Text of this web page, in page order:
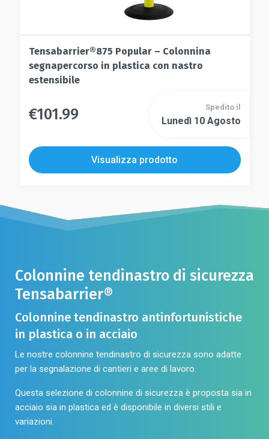
Tensabarrier®875 Popular – Colonnina
segnapercorso in plastica con nastro
estensibile
Questo
più
varianti.
possono
essere
pagina
del
prodotto
€101.99
Questo
più
opzioni
possono
pagina
del
Spedito il
Lunedì 10 Agosto
Visualizza prodotto
Colonnine tendinastro di sicurezza
Tensabarrier®
Colonnine tendinastro antinfortunistiche
in plastica o in acciaio
Le nostre colonnine tendinastro di sicurezza sono adatte
per la segnalazione di cantieri e aree di lavoro.
Questa selezione di colonnine di sicurezza è proposta sia in
acciaio sia in plastica ed è disponibile in diversi stili e
variazioni.